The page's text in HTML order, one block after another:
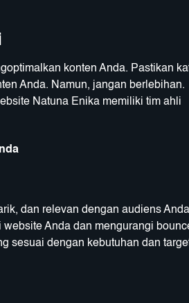
konten Anda. Pastikan
Anda. Namun, jangan berlebihan.
Natuna Enika memiliki tim ahli
dan relevan dengan audiens
Anda dan mengurangi
sesuai dengan kebutuhan dan